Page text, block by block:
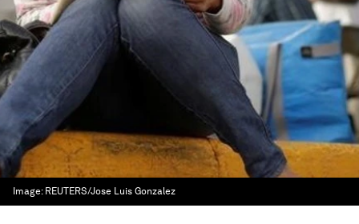
Image: REUTERS/Jose Luis Gonzalez